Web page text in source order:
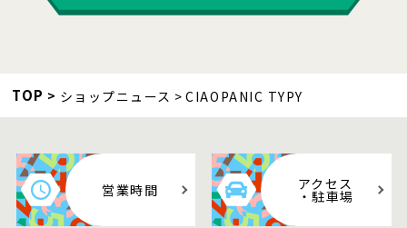
TOP ショップニュース CIAOPANIC TYPY
営業時間 アクセス
・駐車場